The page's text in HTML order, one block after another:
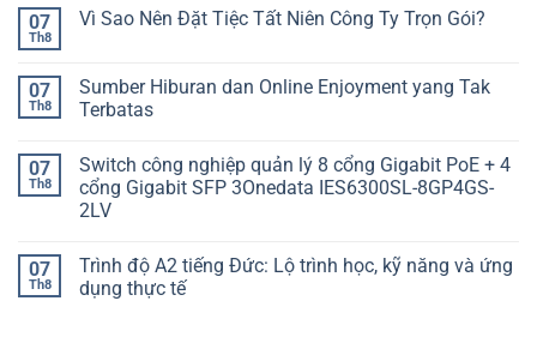
07
Th8
Vì Sao Nên Đặt Tiệc Tất Niên Công Ty Trọn Gói?
07
Th8
Sumber Hiburan dan Online Enjoyment yang Tak
Terbatas
07
Th8
Switch công nghiệp quản lý 8 cổng Gigabit PoE + 4
cổng Gigabit SFP 3Onedata IES6300SL-8GP4GS-
2LV
07
Th8
Trình độ A2 tiếng Đức: Lộ trình học, kỹ năng và ứng
dụng thực tế